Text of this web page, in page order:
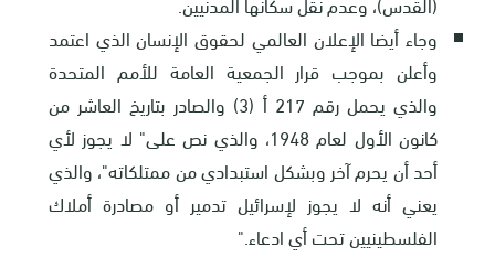
وجاء أيضا الإعلان العالمي لحقوق الإنسان الذي اعتمد
وأعلن بموجب قرار الجمعية العامة للأمم المتحدة
والذي يحمل رقم 217 أ (3) والصادر بتاريخ العاشر من
كانون الأول لعام 1948، والذي نص على" لا يجوز لأي
أحد أن يحرم آخر وبشكل استبدادي من ممتلكاته"، والذي
يعني أنه لا يجوز لإسرائيل تدمير أو مصادرة أملاك
الفلسطينيين تحت أي ادعاء."